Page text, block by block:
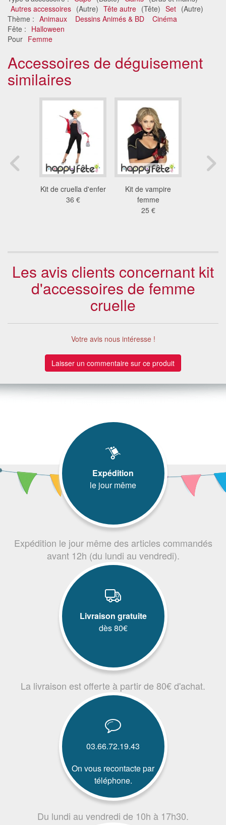
Autres accessoires (Autre) Tête autre (Tête) Set (Autre)
Thème : Animaux Dessins Animés & BD
Cinéma
Fête : Halloween
Pour Femme
Accessoires de déguisement
similaires
Kit de cruella d'enfer
36 €
Kit de vampire
femme
25 €
Les avis clients concernant kit
d'accessoires de femme
cruelle
Votre avis nous intéresse !
Laisser un commentaire sur ce produit
Expédition
le jour même
Expédition le jour même des articles commandés
avant 12h (du lundi au vendredi).
Livraison gratuite
dès 80€
La livraison est offerte à partir de 80€ d'achat.
03.66.72.19.43
On vous recontacte par
téléphone.
Du lundi au vendredi de 10h à 17h30.